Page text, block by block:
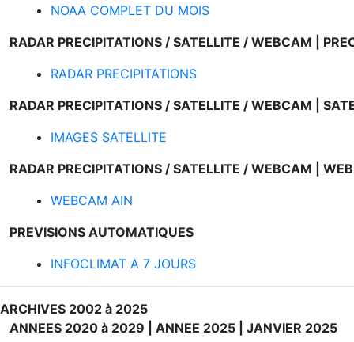
NOAA COMPLET DU MOIS
RADAR PRECIPITATIONS / SATELLITE / WEBCAM |
RADAR PRECIPITATIONS
RADAR PRECIPITATIONS / SATELLITE / WEBCAM |
IMAGES SATELLITE
RADAR PRECIPITATIONS / SATELLITE / WEBCAM |
WEBCAM AIN
PREVISIONS AUTOMATIQUES
INFOCLIMAT A 7 JOURS
ARCHIVES 2002 à 2025
ANNEES 2020 à 2029 | ANNEE 2025 | JANVIER 2025